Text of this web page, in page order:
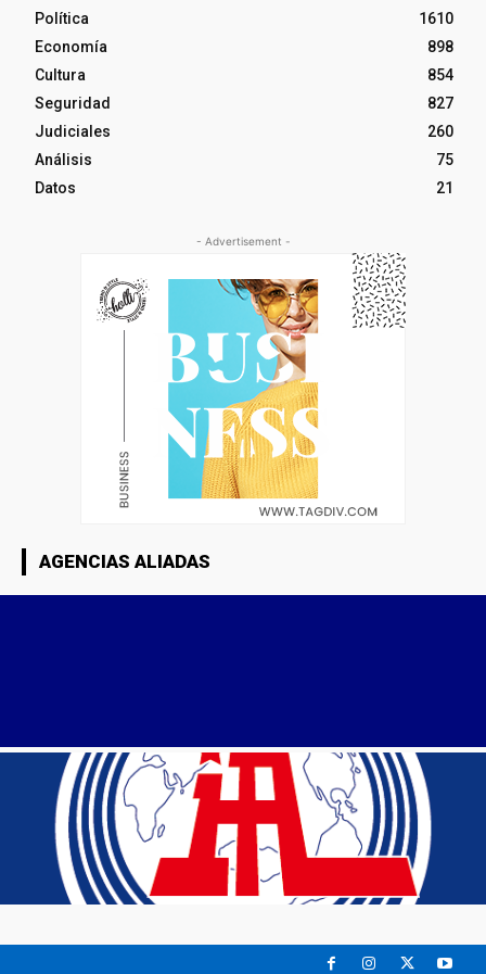
Política
1610
Economía
898
Cultura
854
Seguridad
827
Judiciales
260
Análisis
75
Datos
21
- Advertisement -
AGENCIAS ALIADAS